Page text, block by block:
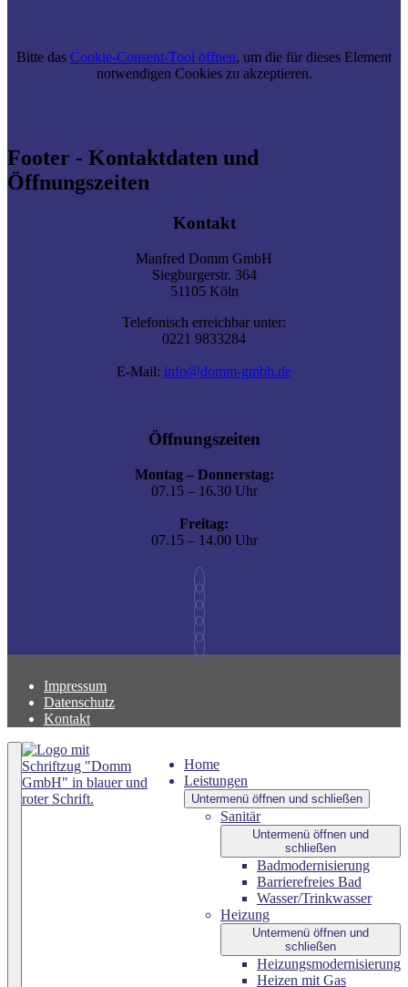
Bitte das Cookie-Consent-Tool öffnen, um die für dieses Element
notwendigen Cookies zu akzeptieren.
Footer - Kontaktdaten und
Öffnungszeiten
Kontakt
Manfred Domm GmbH
Siegburgerstr. 364
51105 Köln
Telefonisch erreichbar unter:
0221 9833284
E-Mail: info@domm-gmbh.de
Öffnungszeiten
Montag – Donnerstag:
07.15 – 16.30 Uhr
Freitag:
07.15 – 14.00 Uhr
Impressum
Datenschutz
Kontakt
Home
Leistungen
Untermenü öffnen und schließen
Sanitär
Untermenü öffnen und
schließen
Badmodernisierung
Barrierefreies Bad
Wasser/Trinkwasser
Heizung
Untermenü öffnen und
schließen
Heizungsmodernisierung
Heizen mit Gas